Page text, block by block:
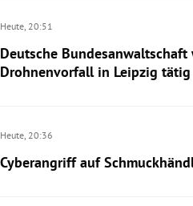
Heute, 20:51
Deutsche Bundesanwaltschaft
Drohnenvorfall in Leipzig tätig
Heute, 20:36
Cyberangriff auf